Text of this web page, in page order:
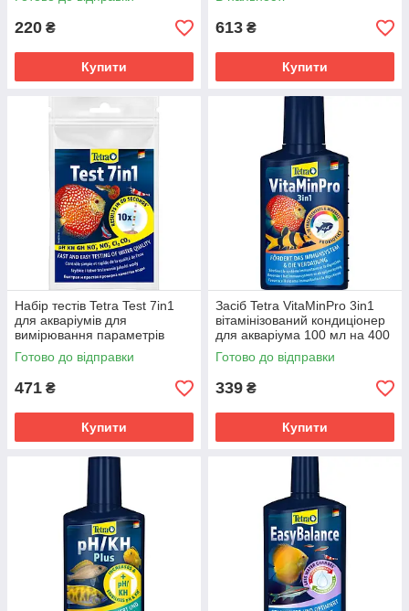
220 ₴
Купити
613 ₴
Купити
Набір тестів Tetra Test 7in1
для акваріумів для
вимірювання параметрів
води індикаторні 10шт
Готово до відправки
471 ₴
Купити
Засіб Tetra VitaMinPro 3in1
вітамінізований кондиціонер
для акваріума 100 мл на 400
л
Готово до відправки
339 ₴
Купити